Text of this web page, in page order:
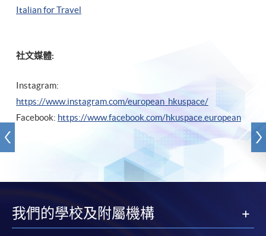
Italian for Travel
社文媒體:
Instagram:
https://www.instagram.com/european_hkuspace/
Facebook: https://www.facebook.com/hkuspace.european
我們的學校及附屬機構